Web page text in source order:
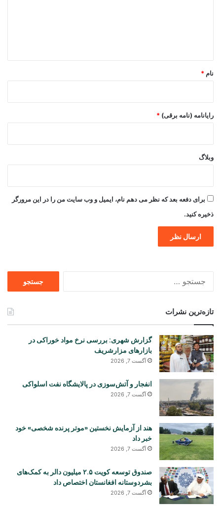
نام *
رایانامه (نامه برقی) *
وبلاگ
برای دفعه بعد که نظر می دهم نام، ایمیل و وب سایت من را در این مرورگر
ذخیره کنید.
تازه‌ترین نشرات
گزارش شهری: بررسی نرخ مواد خوراکی در
بازارهای مزارشریف
آگست 7, 2026
انفجار و آتش‌سوزی در پالایشگاه نفت اسلواکی
آگست 7, 2026
هند از آزمایش نخستین «موتر پرنده شخصی» خود
خبر داد
آگست 7, 2026
صندوق توسعه کویت ۲.۵ میلیون دالر به کمک‌های
بشردوستانه افغانستان اختصاص داد
آگست 7, 2026